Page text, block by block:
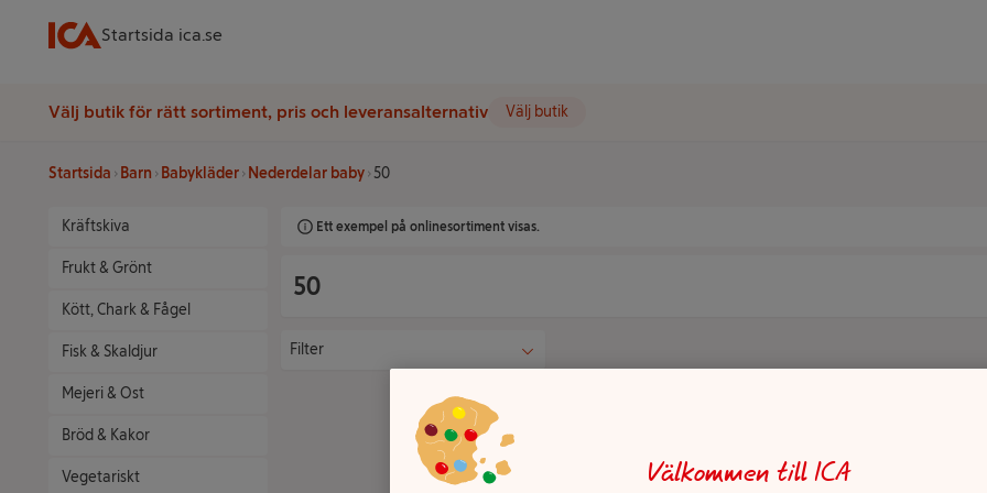
Startsida ica.se
Välj butik för rätt sortiment, pris och leveransalternativ Välj butik
Startsida Barn Babykläder Nederdelar baby 50
Kräftskiva
Frukt & Grönt
Kött, Chark & Fågel
Fisk & Skaldjur
Mejeri & Ost
Bröd & Kakor
Vegetariskt
Ett exempel på onlinesortiment visas.
50
Filter
Välkommen till ICA